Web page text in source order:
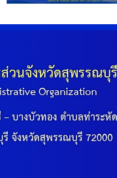
วนจังหวัดสุพรรณบุ
Organization
บางบัวทอง ตำบลท่าระหั
รี จังหวัดสุพรรณบุรี 72000